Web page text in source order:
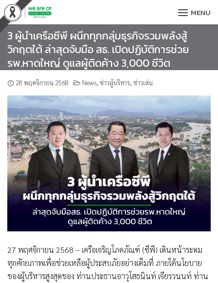
Skip
to
content
MENU
3 ผู้นำเครือซีพี ผนึกทุกกลุ่มธุรกิจรวมพลังสู้
วิกฤตใต้ ล่าสุดจับมือ สธ. เปิดปฏิบัติการช่วย
รพ.หาดใหญ่ ดูแลผู้ติดค้าง 3,000 ชีวิต
28 พฤศจิกายน 2568 News, ข่าวผู้บริหาร, ข่าวเด่น
27 พฤศจิกายน 2568 – เครือเจริญโภคภัณฑ์ (ซีพี) เดินหน้าระดม
ทุกศักยภาพเพื่อช่วยเหลือผู้ประสบภัยอย่างเต็มที่ ภายใต้นโยบาย
ของผู้บริหารสูงสุดของ ท่านประธานอาวุโสธนินท์ เจียรวนนท์ ท่าน